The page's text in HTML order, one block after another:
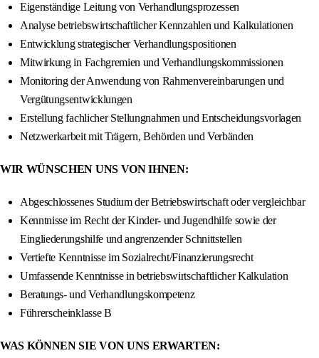
Eigenständige Leitung von Verhandlungsprozessen
Analyse betriebswirtschaftlicher Kennzahlen und Kalkulationen
Entwicklung strategischer Verhandlungspositionen
Mitwirkung in Fachgremien und Verhandlungskommissionen
Monitoring der Anwendung von Rahmenvereinbarungen und
Vergütungsentwicklungen
Erstellung fachlicher Stellungnahmen und Entscheidungsvorlagen
Netzwerkarbeit mit Trägern, Behörden und Verbänden
WIR WÜNSCHEN UNS VON IHNEN:
Abgeschlossenes Studium der Betriebswirtschaft oder vergleichbar
Kenntnisse im Recht der Kinder- und Jugendhilfe sowie der
Eingliederungshilfe und angrenzender Schnittstellen
Vertiefte Kenntnisse im Sozialrecht/Finanzierungsrecht
Umfassende Kenntnisse in betriebswirtschaftlicher Kalkulation
Beratungs- und Verhandlungskompetenz
Führerscheinklasse B
WAS KÖNNEN SIE VON UNS ERWARTEN: